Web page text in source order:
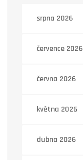
srpna 2026
července 2026
června 2026
května 2026
dubna 2026